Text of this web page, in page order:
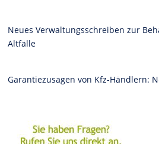
Neues Verwaltungsschreiben zur
Altfälle
Garantiezusagen von Kfz-Händlern: